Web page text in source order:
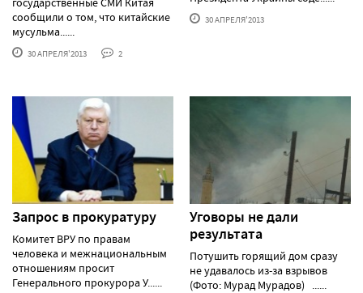
сообщили о том, что китайские
мусульма......
30 АПРЕЛЯ'2013 2
30 АПРЕЛЯ'2013
Запрос в прокуратуру
Комитет ВРУ по правам
человека и межнациональным
отношениям просит
Генерального прокурора У......
Уговоры не дали
результата
Потушить горящий дом сразу
не удавалось из-за взрывов
(Фото: Мурад Мурадов) ......